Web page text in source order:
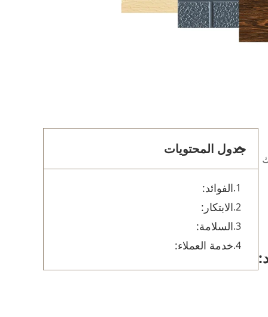
جدول المحتويات
الفوائد:
الابتكار:
السلامة:
خدمة العملاء: